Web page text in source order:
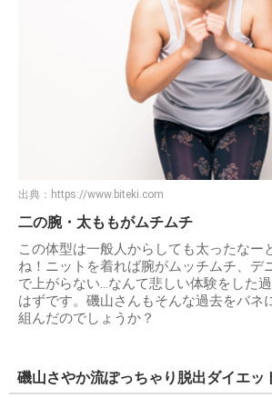
出典： https://www.biteki.com
二の腕・太ももがムチムチ
この体型は一般人からしても太ったなー
ね！ニットを着れば腕がムッチムチ、デ
で上がらない…なんて悲しい体験をした
はずです。磯山さんもそんな過去をバネ
組んだのでしょうか？
磯山さやか流ぽっちゃり脱出ダイエッ